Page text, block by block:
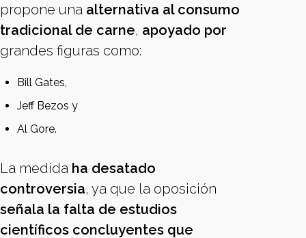
propone una alternativa al consumo
tradicional de carne, apoyado por
grandes figuras como:
Bill Gates,
Jeff Bezos y
Al Gore.
La medida ha desatado
controversia, ya que la oposición
señala la falta de estudios
científicos concluyentes que